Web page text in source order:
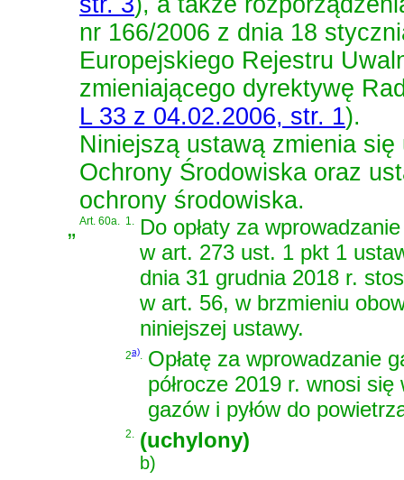
nr 166/2006 z dnia 18
Europejskiego Rejestru
zmieniającego dyrektywę
L 33 z 04.02.2006, str. 1).
Niniejszą ustawą zmienia się
Ochrony Środowiska oraz
ochrony środowiska.
„Art. 60a. 1.
Do opłaty za
w art. 273 ust. 1 pkt 1
dnia 31 grudnia 2018 r.
w art. 56, w brzmieniu
niniejszej ustawy.
2a)
Opłatę za wprowadzanie
półrocze 2019 r. wnosi
gazów i pyłów do
2. (uchylony)
b)